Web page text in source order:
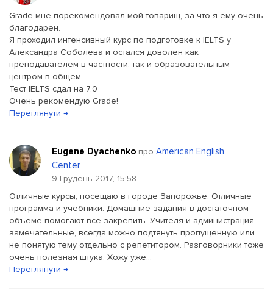
Grade мне порекомендовал мой товарищ, за что я ему очень
благодарен.
Я проходил интенсивный курс по подготовке к IELTS у
Александра Соболева и остался доволен как
преподавателем в частности, так и образовательным
центром в общем.
Тест IELTS сдал на 7.0
Очень рекомендую Grade!
Переглянути →
Eugene Dyachenko про American English
Center
9 Грудень 2017, 15:58
Отличные курсы, посещаю в городе Запорожье. Отличные
программа и учебники. Домашние задания в достаточном
объеме помогают все закрепить. Учителя и администрация
замечательные, всегда можно подтянуть пропущенную или
не понятую тему отдельно с репетитором. Разговорники тоже
очень полезная штука. Хожу уже...
Переглянути →